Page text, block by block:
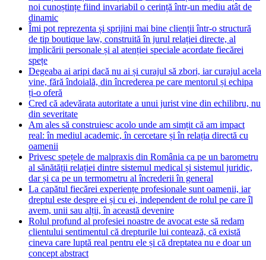
noi cunoștințe fiind invariabil o cerință într-un mediu atât de
dinamic
Îmi pot reprezenta și sprijini mai bine clienții într-o structură
de tip boutique law, construită în jurul relației directe, al
implicării personale și al atenției speciale acordate fiecărei
spețe
Degeaba ai aripi dacă nu ai și curajul să zbori, iar curajul acela
vine, fără îndoială, din încrederea pe care mentorul și echipa
ți-o oferă
Cred că adevărata autoritate a unui jurist vine din echilibru, nu
din severitate
Am ales să construiesc acolo unde am simțit că am impact
real: în mediul academic, în cercetare și în relația directă cu
oamenii
Privesc spețele de malpraxis din România ca pe un barometru
al sănătății relației dintre sistemul medical și sistemul juridic,
dar și ca pe un termometru al încrederii în general
La capătul fiecărei experiențe profesionale sunt oamenii, iar
dreptul este despre ei și cu ei, independent de rolul pe care îl
avem, unii sau alții, în această devenire
Rolul profund al profesiei noastre de avocat este să redam
clientului sentimentul că drepturile lui contează, că există
cineva care luptă real pentru ele și că dreptatea nu e doar un
concept abstract